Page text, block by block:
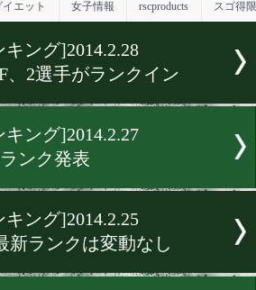
年2月のニュース
ダイエット 女子情報
ンキング]2014.2.28
、2選手がランクイン
ンキング]2014.2.27